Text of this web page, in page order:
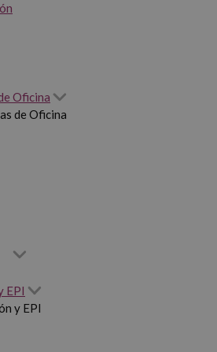
Oficina
de Oficina
EPI
y EPI